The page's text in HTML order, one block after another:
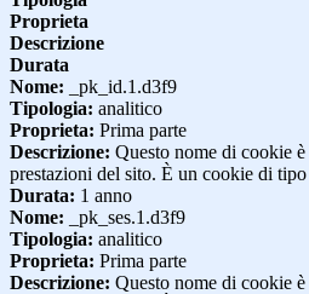
Proprieta
Descrizione
Durata
Nome: _pk_id.1.d3f9
Tipologia: analitico
Proprieta: Prima parte
Descrizione: Questo nome di cookie
prestazioni del sito. È un cookie di
Durata: 1 anno
Nome: _pk_ses.1.d3f9
Tipologia: analitico
Proprieta: Prima parte
Descrizione: Questo nome di cookie